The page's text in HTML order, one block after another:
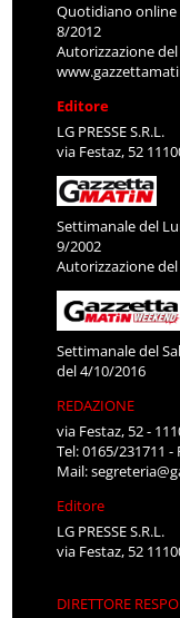
Quotidiano online
8/2012
Autorizzazione
Editore
LG PRESSE S.R.L.
via Festaz, 52
Settimanale del
9/2002
Autorizzazione
Settimanale del
del 4/10/2016
REDAZIONE
via Festaz, 52 -
Tel: 0165/231711 -
Mail:
Editore
LG PRESSE S.R.L.
via Festaz, 52
DIRETTORE